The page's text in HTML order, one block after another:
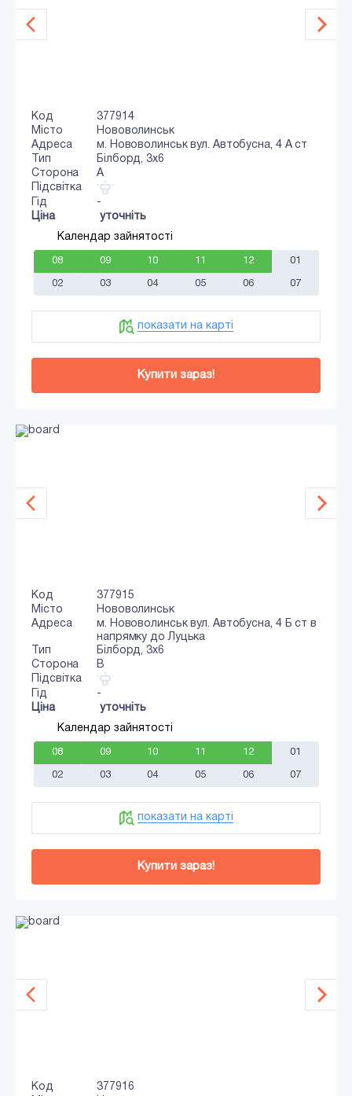
Код
377914
Місто
Нововолинськ
Адреса
м. Нововолинськ вул. Автобусна, 4 А ст
Тип
Білборд, 3х6
Сторона
A
Підсвітка
Гід
-
Ціна
уточніть
Календар зайнятості
08 09 10 11 12 01
02 03 04 05 06 07
показати на карті
Купити зараз!
Код
377915
Місто
Нововолинськ
Адреса
м. Нововолинськ вул. Автобусна, 4 Б ст в
напрямку до Луцька
Тип
Білборд, 3х6
Сторона
B
Підсвітка
Гід
-
Ціна
уточніть
Календар зайнятості
08 09 10 11 12 01
02 03 04 05 06 07
показати на карті
Купити зараз!
Код
377916